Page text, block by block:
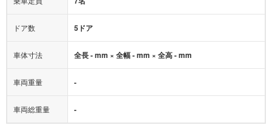
ドア数 5ドア
車体寸法 全長 - mm × 全幅 - mm × 全高 - mm
車両重量 -
車両総重量 -